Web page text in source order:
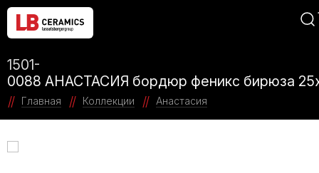
1501-
0088 АНАСТАСИЯ бордюр феникс бирюза
Главная Коллекции Анастасия